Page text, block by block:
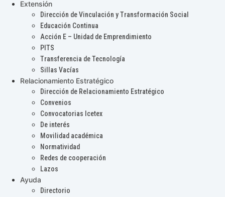
Extensión
Dirección de Vinculación y Transformación Social
Educación Continua
Acción E – Unidad de Emprendimiento
PITS
Transferencia de Tecnología
Sillas Vacías
Relacionamiento Estratégico
Dirección de Relacionamiento Estratégico
Convenios
Convocatorias Icetex
De interés
Movilidad académica
Normatividad
Redes de cooperación
Lazos
Ayuda
Directorio